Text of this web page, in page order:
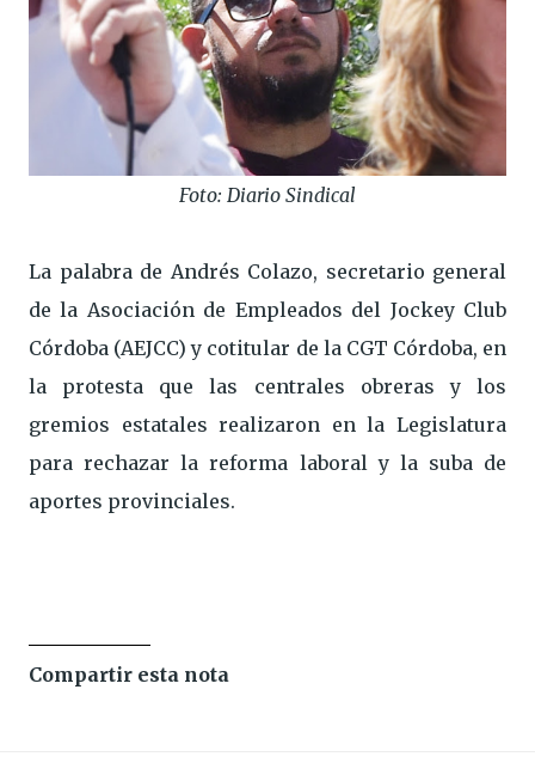
Foto: Diario Sindical
La palabra de Andrés Colazo, secretario general
de la Asociación de Empleados del Jockey Club
Córdoba (AEJCC) y cotitular de la CGT Córdoba, en
la protesta que las centrales obreras y los
gremios estatales realizaron en la Legislatura
para rechazar la reforma laboral y la suba de
aportes provinciales.
Compartir esta nota